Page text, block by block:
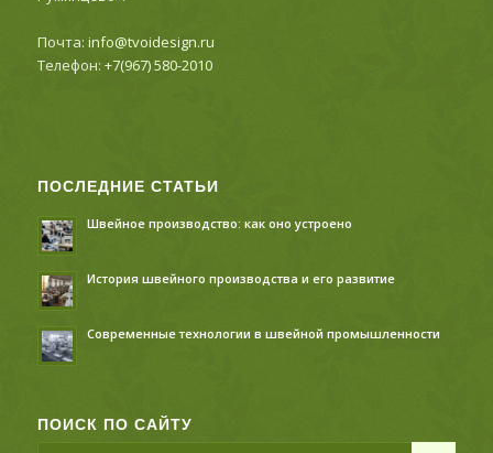
Почта: info@tvoidesign.ru
Телефон: +7(967) 580-2010
ПОСЛЕДНИЕ СТАТЬИ
Швейное производство: как оно устроено
История швейного производства и его развитие
Современные технологии в швейной промышленности
ПОИСК ПО САЙТУ